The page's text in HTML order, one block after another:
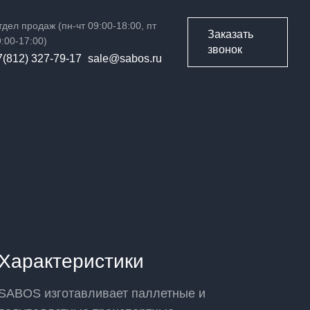
продаж (пн-чт 09:00-18:00, пт
17:00)
327-79-17 sale@sabos.ru
Заказать
звонок
изготавливает паллетные и